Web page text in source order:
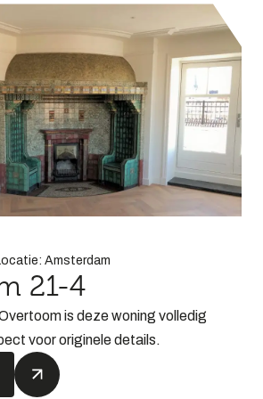
Amsterdam
21-4
is deze woning volledig
voor originele details.